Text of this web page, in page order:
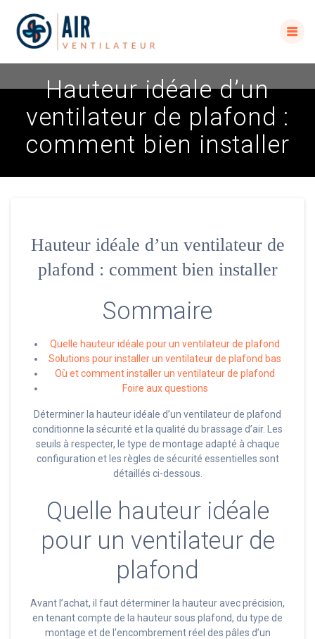
Hauteur idéale d’un
ventilateur de plafond :
comment bien installer
Hauteur idéale d’un ventilateur de
plafond : comment bien installer
Sommaire
Quelle hauteur idéale pour un ventilateur de plafond
Solutions pour installer un ventilateur de plafond bas
Où et comment installer un ventilateur de plafond
Foire aux questions
Déterminer la hauteur idéale d’un ventilateur de plafond
conditionne la sécurité et la qualité du brassage d’air. Les
seuils à respecter, le type de montage adapté à chaque
configuration et les règles de sécurité essentielles sont
détaillés ci-dessous.
Quelle hauteur idéale
pour un ventilateur de
plafond
Avant l’achat, il faut déterminer la hauteur avec précision,
en tenant compte de la hauteur sous plafond, du type de
montage et de l’encombrement réel des pâles d’un